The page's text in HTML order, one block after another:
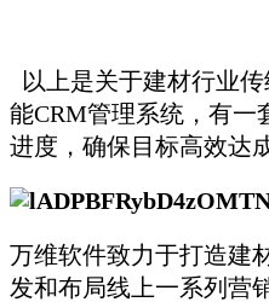
以上是关于建材行业
能CRM管理系统，有一
进度，确保目标高效达
万维软件致力于打造建
发和布局线上一系列营